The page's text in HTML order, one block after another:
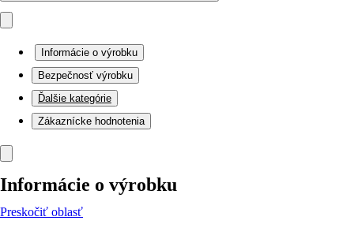
Informácie o výrobku
Bezpečnosť výrobku
Ďalšie kategórie
Zákaznícke hodnotenia
Informácie o výrobku
Preskočiť oblasť